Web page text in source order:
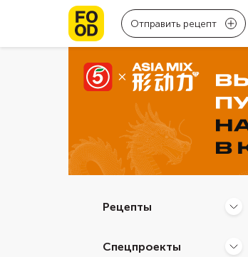
Отправить рецепт
Рецепты
Спецпроекты